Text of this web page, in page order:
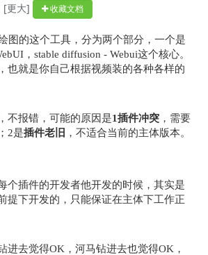
[更大] 收藏文档
图的这个工具，分为两个部分，一个是
， stable diffusion - Webui这个核心。
也就是你自己根据视频装的各种各样的
不报错，可能的原因是1插件冲突 ，需要
2是插件老旧 ，不适合当前的主体版本。
个插件的开发者他开发的时候，其实是
提下开发的，只能保证在主体下工作正
进去觉得OK ，河马钻进去也觉得OK ，